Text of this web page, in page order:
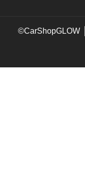
©CarShopGLOW